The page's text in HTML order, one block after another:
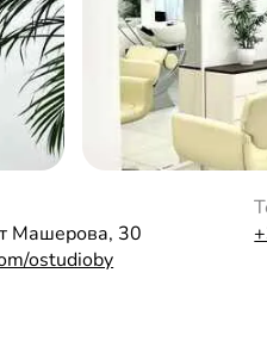
Машерова, 30
ostudioby